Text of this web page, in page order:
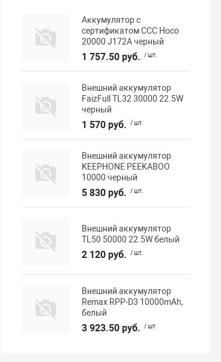
Аккумулятор с
сертификатом ССС Hoco
20000 J172A черный
1 757.50 руб. / шт.
Внешний аккумулятор
FaizFull TL32 30000 22.5W
черный
1 570 руб. / шт.
Внешний аккумулятор
KEEPHONE PEEKABOO
10000 черный
5 830 руб. / шт.
Внешний аккумулятор
TL50 50000 22.5W белый
2 120 руб. / шт.
Внешний аккумулятор
Remax RPP-D3 10000mAh,
белый
3 923.50 руб. / шт.